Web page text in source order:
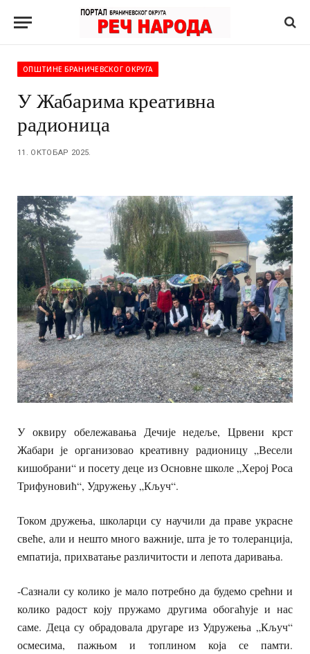
ОПШТИНЕ БРАНИЧЕВСКОГ ОКРУГА
У Жабарима креативна
радионица
11. ОКТОБАР 2025.
У оквиру обележавања Дечије недеље, Црвени крст
Жабари је организовао креативну радионицу „Весели
кишобрани“ и посету деце из Основне школе „Херој Роса
Трифуновић“, Удружењу „Кључ“.
Током дружења, школарци су научили да праве украсне
свеће, али и нешто много важније, шта је то толеранција,
емпатија, прихватање различитости и лепота даривања.
-Сазнали су колико је мало потребно да будемо срећни и
колико радост коју пружамо другима обогаћује и нас
саме. Деца су обрадовала другаре из Удружења „Кључ“
осмесима, пажњом и топлином која се памти.